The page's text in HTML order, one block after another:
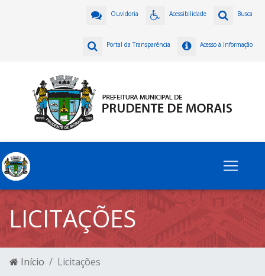
Busca
Acessibilidade
Ouvidoria
Acesso à Informação
Portal da Transparência
LICITAÇÕES
Início Licitações